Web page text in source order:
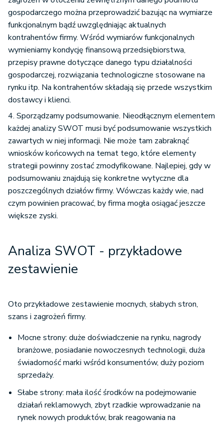
gospodarczego można przeprowadzić bazując na wymiarze
funkcjonalnym bądź uwzględniając aktualnych
kontrahentów firmy. Wśród wymiarów funkcjonalnych
wymieniamy kondycję finansową przedsiębiorstwa,
przepisy prawne dotyczące danego typu działalności
gospodarczej, rozwiązania technologiczne stosowane na
rynku itp. Na kontrahentów składają się przede wszystkim
dostawcy i klienci.
4. Sporządzamy podsumowanie. Nieodłącznym elementem
każdej analizy SWOT musi być podsumowanie wszystkich
zawartych w niej informacji. Nie może tam zabraknąć
wniosków końcowych na temat tego, które elementy
strategii powinny zostać zmodyfikowane. Najlepiej, gdy w
podsumowaniu znajdują się konkretne wytyczne dla
poszczególnych działów firmy. Wówczas każdy wie, nad
czym powinien pracować, by firma mogła osiągać jeszcze
większe zyski.
Analiza SWOT - przykładowe
zestawienie
Oto przykładowe zestawienie mocnych, słabych stron,
szans i zagrożeń firmy.
Mocne strony: duże doświadczenie na rynku, nagrody
branżowe, posiadanie nowoczesnych technologii, duża
świadomość marki wśród konsumentów, duży poziom
sprzedaży.
Słabe strony: mała ilość środków na podejmowanie
działań reklamowych, zbyt rzadkie wprowadzanie na
rynek nowych produktów, brak reagowania na